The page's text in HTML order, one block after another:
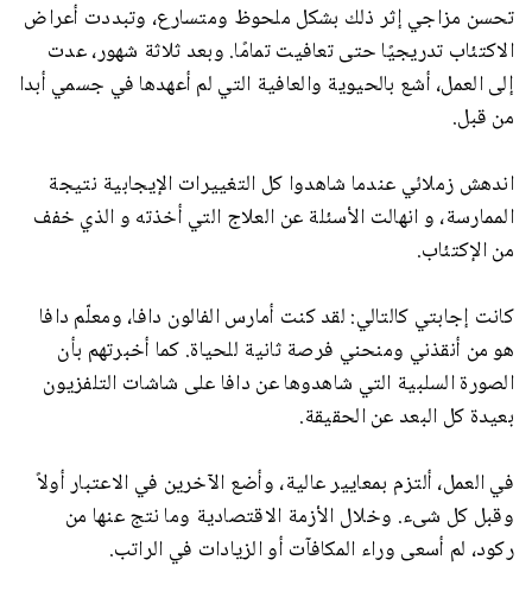
تحسن مزاجي إثر ذلك بشكل ملحوظ ومتسارع، وتبددت أعراض
الاكتئاب تدريجيًا حتى تعافيت تمامًا. وبعد ثلاثة شهور، عدت
إلى العمل، أشع بالحيوية والعافية التي لم أعهدها في جسمي أبدا
من قبل.
اندهش زملائي عندما شاهدوا كل التغييرات الإيجابية نتيجة
الممارسة، و انهالت الأسئلة عن العلاج التي أخذته و الذي خفف
من الإكتئاب.
كانت إجابتي كالتالي: لقد كنت أمارس الفالون دافا، ومعلّم دافا
هو من أنقذني ومنحني فرصة ثانية للحياة. كما أخبرتهم بأن
الصورة السلبية التي شاهدوها عن دافا على شاشات التلفزيون
بعيدة كل البعد عن الحقيقة.
في العمل، ألتزم بمعايير عالية، وأضع الآخرين في الاعتبار أولاً
وقبل كل شىء. وخلال الأزمة الاقتصادية وما نتج عنها من
ركود، لم أسعى وراء المكافآت أو الزيادات في الراتب.